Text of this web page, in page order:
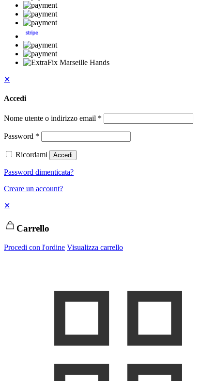
✕
Accedi
Nome utente o indirizzo email *
Password *
Ricordami Accedi
Password dimenticata?
Creare un account?
✕
Carrello
Procedi con l'ordine Visualizza carrello